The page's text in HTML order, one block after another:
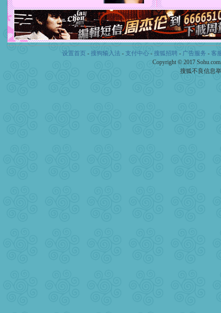
设置首页 - 搜狗输入法 - 支付中心- 搜狐招聘- 广告服务 - 客
Copyright © 2017
搜狐不良信息